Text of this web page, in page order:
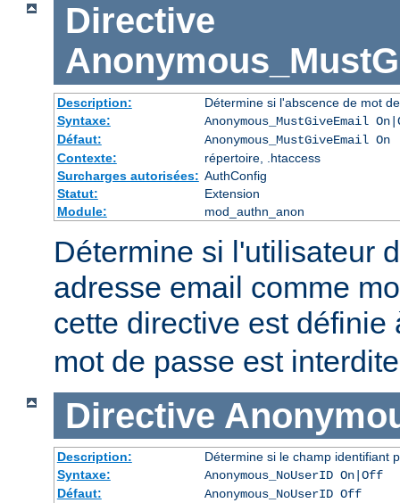
Directive
Description:
Détermine si l'abscence de mot
Syntaxe:
Anonymous_MustGiveEmail
Défaut:
Anonymous_MustGiveEmail On
Contexte:
répertoire, .htaccess
Surcharges autorisées: AuthConfig
Statut:
Extension
Module:
mod_authn_anon
Détermine si l'utilisateur
adresse email comme
cette directive est
mot de passe est
Directive
Description:
Détermine si le champ identifiant
Syntaxe:
Anonymous_NoUserID On|Off
Défaut:
Anonymous_NoUserID Off